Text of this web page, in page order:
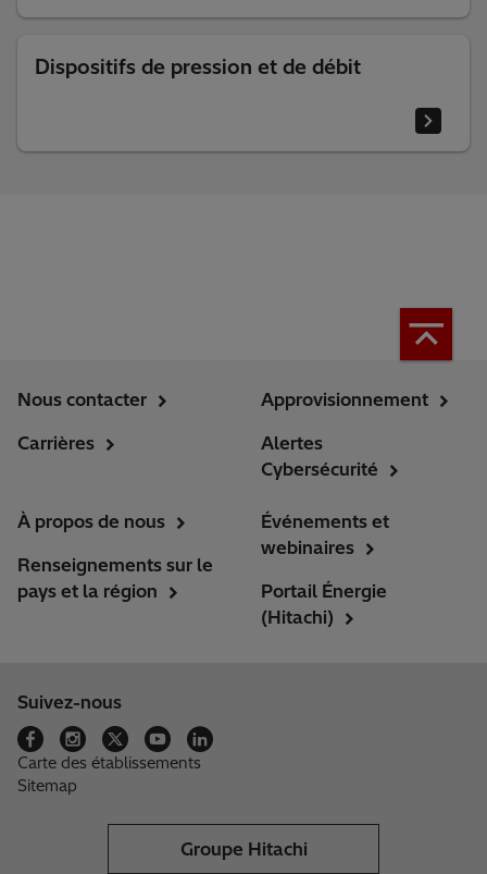
Dispositifs de pression et de débit
Nous contacter
Carrières
Approvisionnement
Alertes
Cybersécurité
À propos de nous
Renseignements sur le
pays et la région
Événements et
webinaires
Portail Énergie
(Hitachi)
Suivez-nous
Carte des établissements
Sitemap
Groupe Hitachi